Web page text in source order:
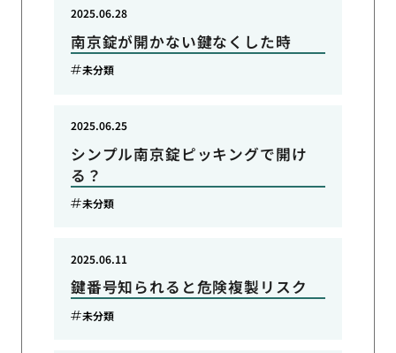
南京錠が開かない鍵なくした時
2025.06.28
未分類
シンプル南京錠ピッキングで開け
る？
2025.06.25
未分類
鍵番号知られると危険複製リスク
2025.06.11
未分類